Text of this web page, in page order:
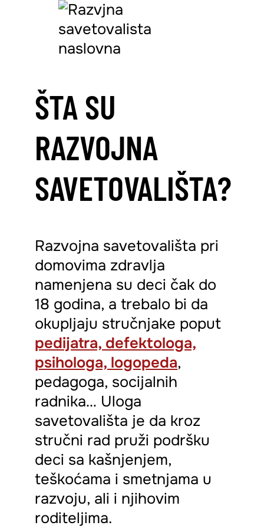
ŠTA SU
RAZVOJNA
SAVETOVALIŠTA?
Razvojna savetovališta pri
domovima zdravlja
namenjena su deci čak do
18 godina, a trebalo bi da
okupljaju stručnjake poput
pedijatra, defektologa,
psihologa, logopeda,
pedagoga, socijalnih
radnika… Uloga
savetovališta je da kroz
stručni rad pruži podršku
deci sa kašnjenjem,
teškoćama i smetnjama u
razvoju, ali i njihovim
roditeljima.